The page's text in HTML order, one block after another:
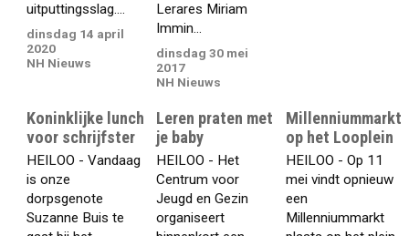
uitputtingsslag....
dinsdag 14 april
2020
NH Nieuws
Lerares Miriam
Immin...
dinsdag 30 mei
2017
NH Nieuws
Koninklijke lunch
voor schrijfster
HEILOO - Vandaag
is onze
dorpsgenote
Suzanne Buis te
Leren praten met
je baby
HEILOO - Het
Centrum voor
Jeugd en Gezin
organiseert
Millenniummarkt
op het Looplein
HEILOO - Op 11
mei vindt opnieuw
een
Millenniummarkt